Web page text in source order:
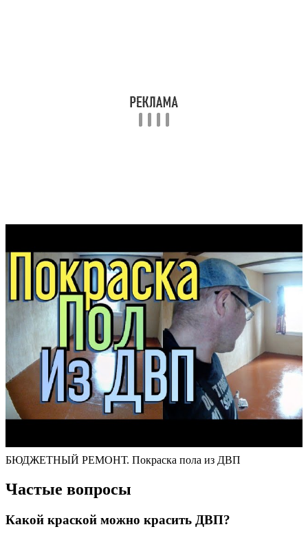
БЮДЖЕТНЫЙ РЕМОНТ. Покраска пола из ДВП
Частые вопросы
Какой краской можно красить ДВП?